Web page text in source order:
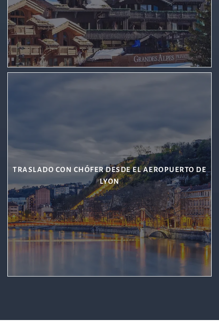
TRASLADO CON CHÓFER DESDE EL AEROPUERTO DE
LYON